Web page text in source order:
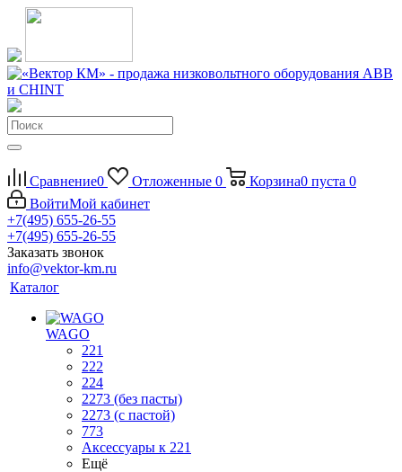
Сравнение0 Отложенные 0 Корзина0 пуста 0
ВойтиМой кабинет
+7(495) 655-26-55
+7(495) 655-26-55
Заказать звонок
info@vektor-km.ru
Каталог
WAGO
221
222
224
2273 (без пасты)
2273 (с пастой)
773
Аксессуары к 221
Ещё